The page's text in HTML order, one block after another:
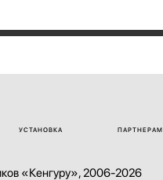
УСТАНОВКА ПАРТНЕРАМ
«Кенгуру», 2006-2026